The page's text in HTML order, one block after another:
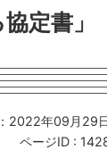
定書」
2022年09月29
ページID :